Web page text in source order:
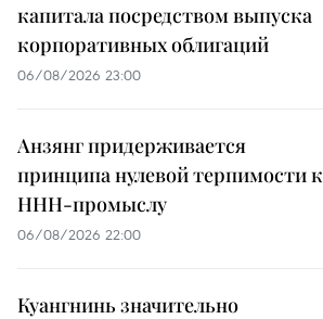
капитала посредством выпуска
корпоративных облигаций
06/08/2026 23:00
Анзянг придерживается
принципа нулевой терпимости к
ННН-промыслу
06/08/2026 22:00
Куангнинь значительно